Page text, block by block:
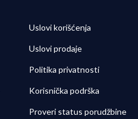
Uslovi korišćenja
Uslovi prodaje
Politika privatnosti
Korisnička podrška
Proveri status porudžbine